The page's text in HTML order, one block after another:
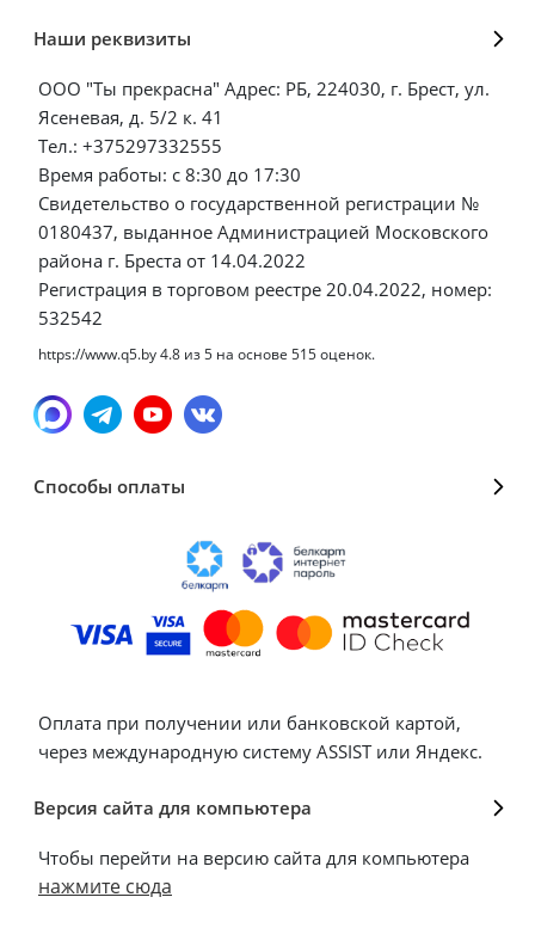
Наши реквизиты
ООО "Ты прекрасна" Адрес: РБ, 224030, г. Брест, ул.
Ясеневая, д. 5/2 к. 41
Тел.: +375297332555
Время работы: с 8:30 до 17:30
Свидетельство о государственной регистрации №
0180437, выданное Администрацией Московского
района г. Бреста от 14.04.2022
Регистрация в торговом реестре 20.04.2022, номер:
532542
https://www.q5.by4.8 из5 на основе 515оценок.
Способы оплаты
Оплата при получении или банковской картой,
через международную систему ASSIST или Яндекс.
Версия сайта для компьютера
Чтобы перейти на версию сайта для компьютера
нажмите сюда